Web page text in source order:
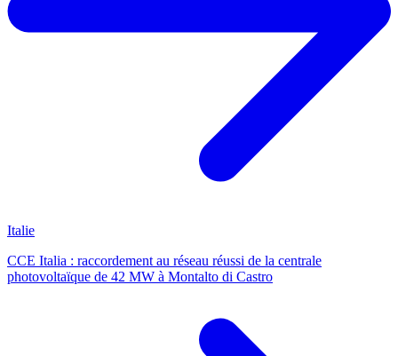
Italie
CCE Italia : raccordement au réseau réussi de la centrale
photovoltaïque de 42 MW à Montalto di Castro